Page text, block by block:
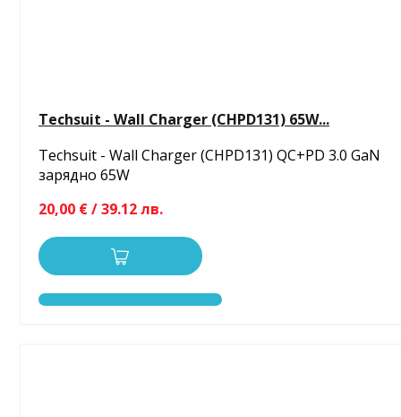
Techsuit - Wall Charger (CHPD131) 65W...
Techsuit - Wall Charger (CHPD131) QC+PD 3.0 GaN
зарядно 65W
20,00 € / 39.12 лв.